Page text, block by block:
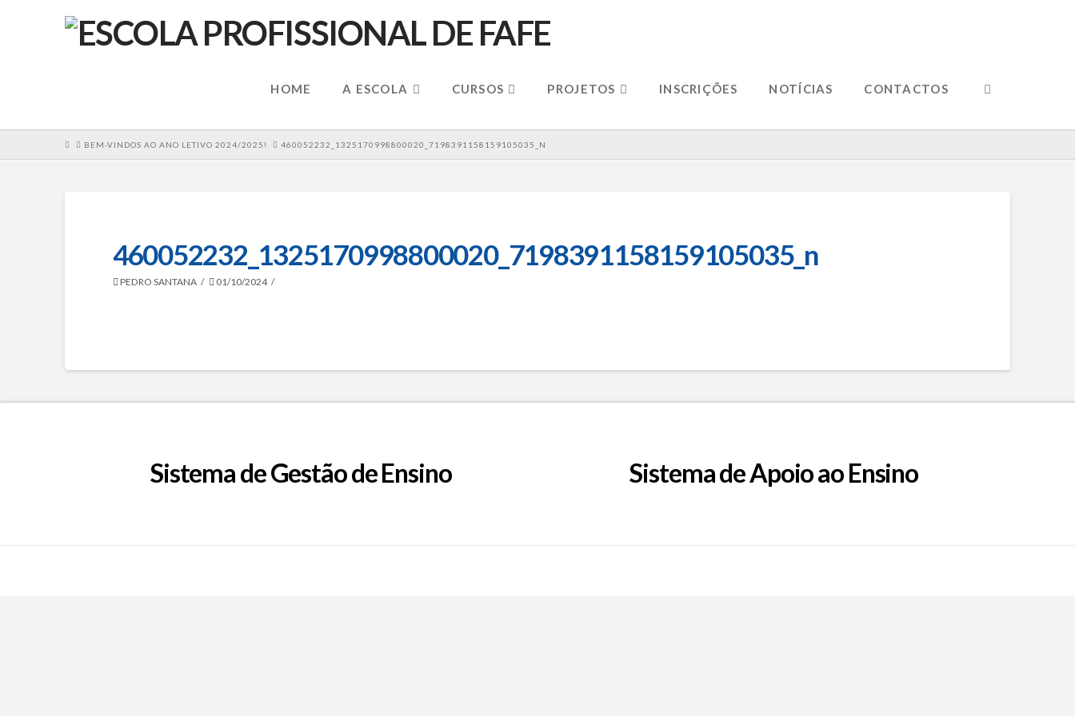
HOME A ESCOLA CURSOS PROJETOS INSCRIÇÕES NOTÍCIAS CONTACTOS
HOMEBEM-VINDOS AO ANO LETIVO 2024/2025! 460052232_1325170998800020_7198391158159105035_N
460052232_1325170998800020_7198391158159105035_n
PEDRO SANTANA 01/10/2024
Sistema de Gestão de Ensino Sistema de Apoio ao Ensino